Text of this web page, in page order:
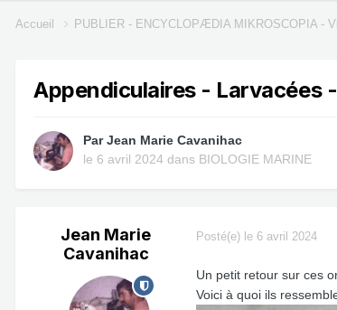
Accueil PUBLIER - ENCYCLOPÆDIA MIKROSCOPIA -
Appendiculaires - Larvacées
ParJean Marie Cavanihac
le 6 avril 2024 dans BIOLOGIE MARINE
Jean Marie
Cavanihac
Posté(e) le 6 avril 2024
Un petit retour sur ces
Voici à quoi ils